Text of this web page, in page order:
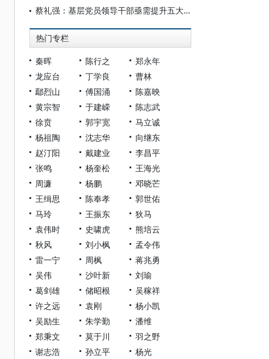
蔡礼强：基层党员领导干部亟需提升五大能力
热门专栏
秦晖 陈行之
郑永年
龙应台
丁学良
曹林
鄢烈山
傅国涌
陈嘉映
黄宗智
于建嵘
陈志武
徐贲
郭宇宽
马立诚
杨祖陶
沈志华
向继东
赵汀阳
戴建业
李昌平
张鸣
杨奎松
王海光
周濂
杨鹏
邓晓芒
王缉思
陈奉孝
郭世佑
马玲
王振东
狄马
袁伟时
史啸虎
熊培云
秋风
刘小枫
孟令伟
雷一宁
周枫
蒋兆勇
吴伟
沙叶新
刘瑜
葛剑雄
储昭根
吴稼祥
许之远
袁刚
杨小凯
吴励生
朱学勤
潘维
郑秉文
莫于川
羽之野
谢志浩
孙立平 杨光